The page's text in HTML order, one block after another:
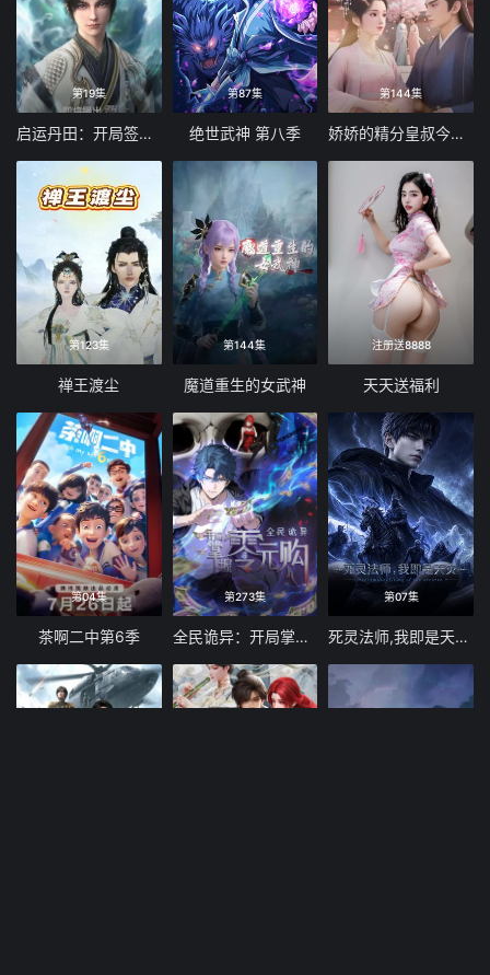
第19集
启运丹田：开局签到至尊丹田
第87集
绝世武神 第八季
第144集
娇娇的精分皇叔今天又吃醋了
第123集
禅王渡尘
第144集
魔道重生的女武神
注册送8888
天天送福利
第04集
茶啊二中第6季
第273集
全民诡异：开局掌握零元购
第07集
死灵法师,我即是天灾(2026)